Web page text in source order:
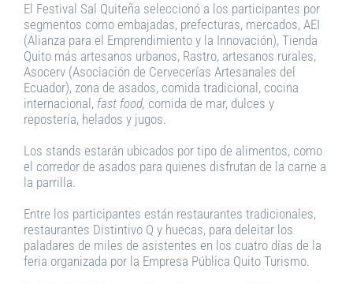
El Festival Sal Quiteña seleccionó a los participantes por
segmentos como embajadas, prefecturas, mercados, AEI
(Alianza para el Emprendimiento y la Innovación), Tienda
Quito más artesanos urbanos, Rastro, artesanos rurales,
Asocerv (Asociación de Cervecerías Artesanales del
Ecuador), zona de asados, comida tradicional, cocina
internacional, fast food, comida de mar, dulces y
repostería, helados y jugos.
Los stands estarán ubicados por tipo de alimentos, como
el corredor de asados para quienes disfrutan de la carne a
la parrilla.
Entre los participantes están restaurantes tradicionales,
restaurantes Distintivo Q y huecas, para deleitar los
paladares de miles de asistentes en los cuatro días de la
feria organizada por la Empresa Pública Quito Turismo.